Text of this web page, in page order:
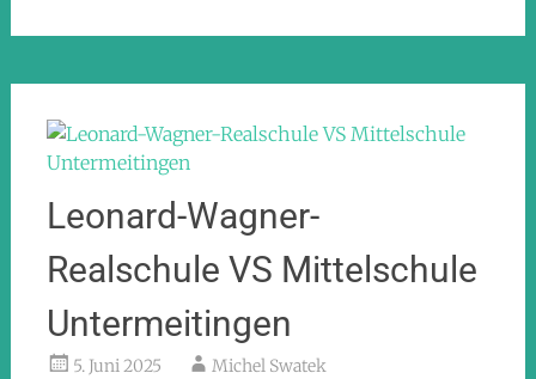
Leonard-Wagner-
Realschule VS Mittelschule
Untermeitingen
5. Juni 2025 Michel Swatek